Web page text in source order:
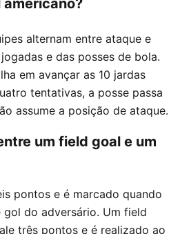
alternam entre ataque e
e das posses de bola.
em avançar as 10 jardas
tentativas, a posse passa
assume a posição de ataque.
um field goal e um
pontos e é marcado quando
do adversário. Um field
três pontos e é realizado ao